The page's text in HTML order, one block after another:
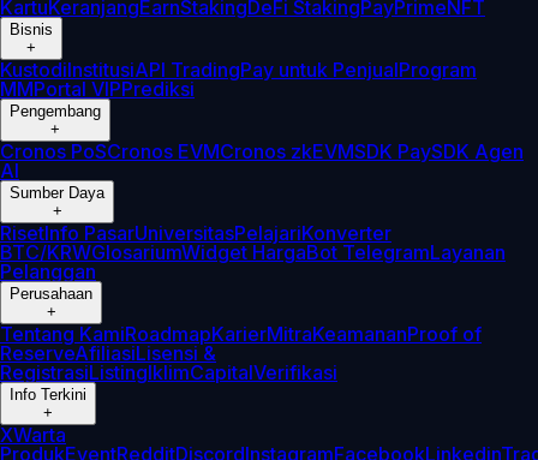
KartuKeranjangEarnStakingDeFi StakingPayPrimeNFT
Bisnis
+
KustodiInstitusiAPI TradingPay untuk PenjualProgram
MMPortal VIPPrediksi
Pengembang
+
Cronos PoSCronos EVMCronos zkEVMSDK PaySDK Agen
AI
Sumber Daya
+
RisetInfo PasarUniversitasPelajariKonverter
BTC/KRWGlosariumWidget HargaBot TelegramLayanan
Pelanggan
Perusahaan
+
Tentang KamiRoadmapKarierMitraKeamananProof of
ReserveAfiliasiLisensi &
RegistrasiListingIklimCapitalVerifikasi
Info Terkini
+
XWarta
ProdukEventRedditDiscordInstagramFacebookLinkedin